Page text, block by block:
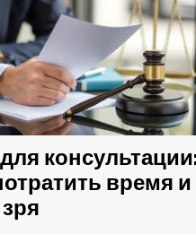
консультации:
время и